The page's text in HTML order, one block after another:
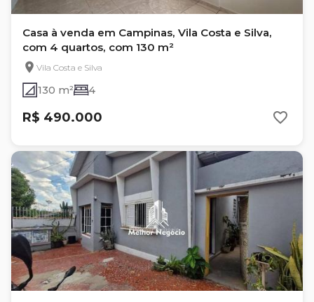
Casa à venda em Campinas, Vila Costa e Silva,
com 4 quartos, com 130 m²
Vila Costa e Silva
130 m² 4
R$ 490.000